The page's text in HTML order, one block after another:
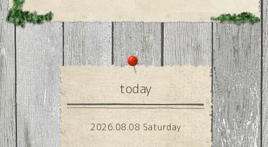
today
2026.08.08 Saturday